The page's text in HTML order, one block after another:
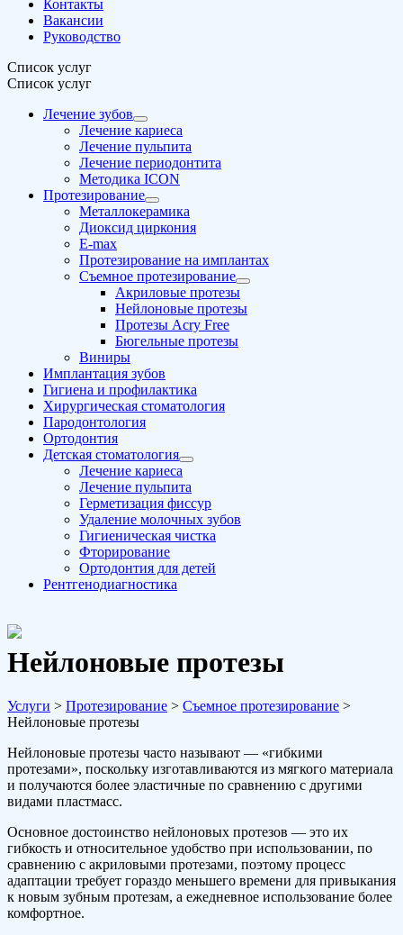
Контакты
Вакансии
Руководство
Список услуг
Список услуг
Лечение зубов
Лечение кариеса
Лечение пульпита
Лечение периодонтита
Методика ICON
Протезирование
Металлокерамика
Диоксид циркония
E-max
Протезирование на имплантах
Съемное протезирование
Акриловые протезы
Нейлоновые протезы
Протезы Acry Free
Бюгельные протезы
Виниры
Имплантация зубов
Гигиена и профилактика
Хирургическая стоматология
Пародонтология
Ортодонтия
Детская стоматология
Лечение кариеса
Лечение пульпита
Герметизация фиссур
Удаление молочных зубов
Гигиеническая чистка
Фторирование
Ортодонтия для детей
Рентгенодиагностика
Нейлоновые протезы
Услуги > Протезирование > Съемное протезирование >
Нейлоновые протезы
Нейлоновые протезы часто называют — «гибкими
протезами», поскольку изготавливаются из мягкого материала
и получаются более эластичные по сравнению с другими
видами пластмасс.
Основное достоинство нейлоновых протезов — это их
гибкость и относительное удобство при использовании, по
сравнению с акриловыми протезами, поэтому процесс
адаптации требует гораздо меньшего времени для привыкания
к новым зубным протезам, а ежедневное использование более
комфортное.